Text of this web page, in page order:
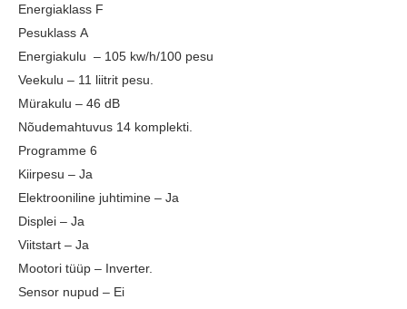
Energiaklass F
Pesuklass A
Energiakulu – 105 kw/h/100 pesu
Veekulu – 11 liitrit pesu.
Mürakulu – 46 dB
Nõudemahtuvus 14 komplekti.
Programme 6
Kiirpesu – Ja
Elektrooniline juhtimine – Ja
Displei – Ja
Viitstart – Ja
Mootori tüüp – Inverter.
Sensor nupud – Ei